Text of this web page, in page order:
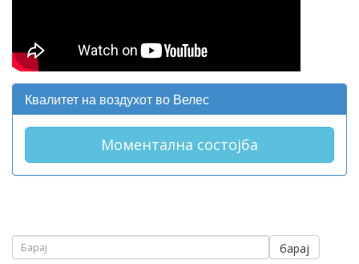
Квалитет на воздухот во Велес
Моментална состојба
барај